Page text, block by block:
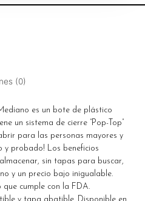
(0)
es un bote de plástico
un sistema de cierre “Pop-Top”
para las personas mayores y
y probado! Los beneficios
sin tapas para buscar,
y un precio bajo inigualable.
que cumple con la FDA.